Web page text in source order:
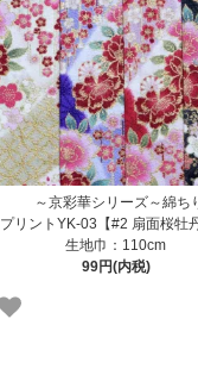
～京彩華シリーズ～綿ち
プリントYK-03【#2 扇面桜牡
生地巾：110cm
99円(内税)